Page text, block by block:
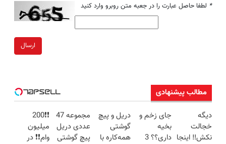
* لطفا حاصل عبارت را در جعبه متن روبرو وارد کنید
ارسال
مطالب پیشنهادی
دیگه
خجالت
نکش‼️ اینجا
جای زخم و
بخیه
داری؟؟ 3
دریل و پیچ
گوشتی
همه‌کاره با
مجموعه 47
عددی دریل
پیچ گوشتی
❗❗200
میلیون
وام❗❗ در